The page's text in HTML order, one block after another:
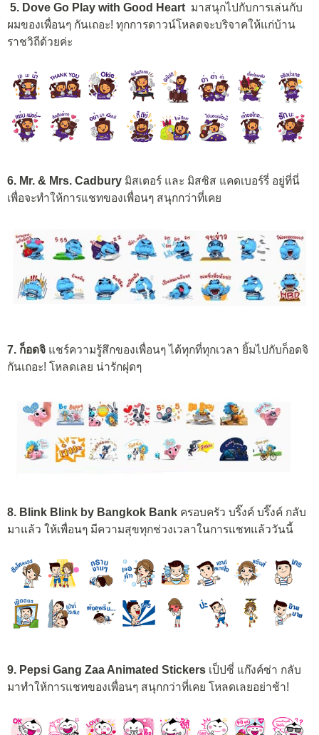
5. Dove Go Play with Good Heart มาสนุกไปกับการเล่นกับ
ผมของเพื่อนๆ กันเถอะ! ทุกการดาวน์โหลดจะบริจาคให้แก่บ้าน
ราชวิถีด้วยค่ะ
6. Mr. & Mrs. Cadbury มิสเตอร์ และ มิสซิส แคดเบอร์รี่ อยู่ที่นี่
เพื่อจะทำให้การแชทของเพื่อนๆ สนุกกว่าที่เคย
7. ก็อดจิ แชร์ความรู้สึกของเพื่อนๆ ได้ทุกที่ทุกเวลา ยิ้มไปกับก็อดจิ
กันเถอะ! โหลดเลย น่ารักฝุดๆ
8. Blink Blink by Bangkok Bank ครอบครัว บริ๊งค์ บริ๊งค์ กลับ
มาแล้ว ให้เพื่อนๆ มีความสุขทุกช่วงเวลาในการแชทแล้ววันนี้
9. Pepsi Gang Zaa Animated Stickers เป็ปซี่ แก๊งค์ซ่า กลับ
มาทำให้การแชทของเพื่อนๆ สนุกกว่าที่เคย โหลดเลยอย่าช้า!